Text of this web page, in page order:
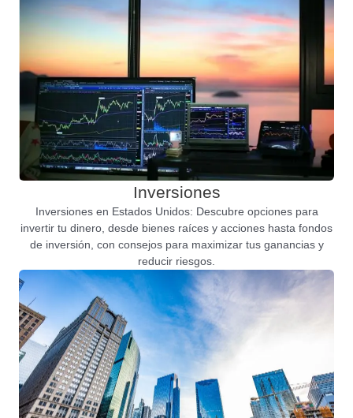
Inversiones
Inversiones en Estados Unidos: Descubre opciones para
invertir tu dinero, desde bienes raíces y acciones hasta fondos
de inversión, con consejos para maximizar tus ganancias y
reducir riesgos.